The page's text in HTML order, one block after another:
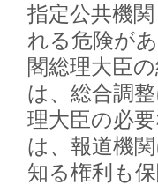
指定公共機
れる危険が
閣総理大臣
は、総合調
理大臣の必
は、報道機
知る権利も